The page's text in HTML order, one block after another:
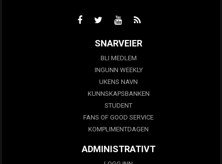
SNARVEIER
BLI MEDLEM
INGUNN WEEKLY
UKENS NAVN
KUNNSKAPSBANKEN
STUDENT
FANS OF GOOD SERVICE
KOMPLIMENTDAGEN
ADMINISTRATIVT